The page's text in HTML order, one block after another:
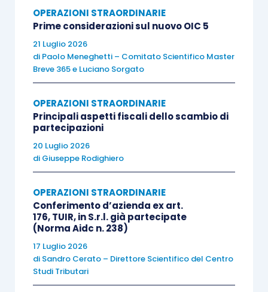
di rientrare nell’ambito delle previsioni
dell’articolo 84, comma 3, Tuir, nonché quale
conseguenza dei recenti chiarimenti forniti
dall’Agenzia delle entrate, in merito alla
riportabilità delle perdite fiscali in caso di
Infatti, giova ricordare che il
della normasembrerebbe considerare integrato
requisito del cambio di controllo
maggioranza delle partecipazioni della società
che riporta le perdite.
L’interpretazione confermata
dall’Amministrazione con la citata risposta era già
stata oggetto di anticipazione da parte della
OPERAZIONI STRAORDINARIE
Prime considerazioni sul nuovo OIC 5
21 Luglio 2026
di Paolo Meneghetti – Comitato Scientifico Master
Breve 365e Luciano Sorgato
OPERAZIONI STRAORDINARIE
Principali aspetti fiscali dello scambio di
partecipazioni
20 Luglio 2026
di Giuseppe Rodighiero
OPERAZIONI STRAORDINARIE
Conferimento d’azienda ex art.
176, TUIR, in S.r.l. già partecipate
(Norma Aidc n. 238)
17 Luglio 2026
di Sandro Cerato – Direttore Scientifico del Centro
Studi Tributari